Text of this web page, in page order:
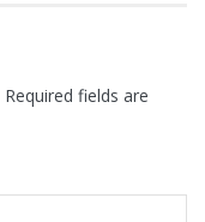
Required fields are